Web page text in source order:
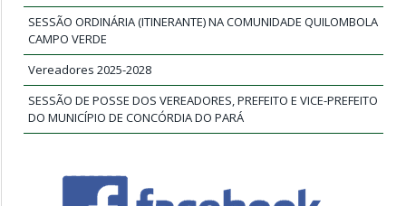
SESSÃO ORDINÁRIA (ITINERANTE) NA COMUNIDADE QUILOMBOLA
CAMPO VERDE
Vereadores 2025-2028
SESSÃO DE POSSE DOS VEREADORES, PREFEITO E VICE-PREFEITO
DO MUNICÍPIO DE CONCÓRDIA DO PARÁ